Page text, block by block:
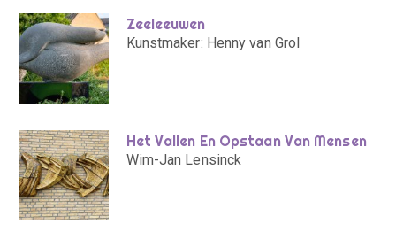
Zeeleeuwen
Kunstmaker: Henny van Grol
Het Vallen En Opstaan Van Mensen
Wim-Jan Lensinck